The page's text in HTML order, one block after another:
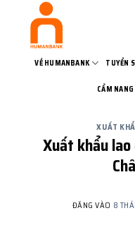
VỀ HUMANBANK TUYỂN
CẨM NANG
XUẤT
Xuất khẩu
ĐĂNG VÀO 8